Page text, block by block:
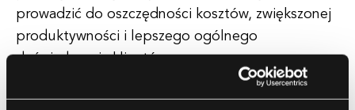
prowadzić do oszczędności kosztów, zwiększonej
produktywności i lepszego ogólnego
doświadczenia klientów.
Aby w pełni wykorzystać potencjał analizy danych